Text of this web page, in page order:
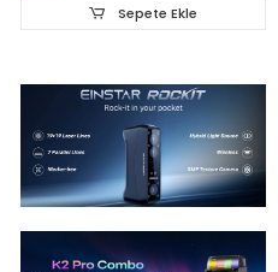
Sepete Ekle